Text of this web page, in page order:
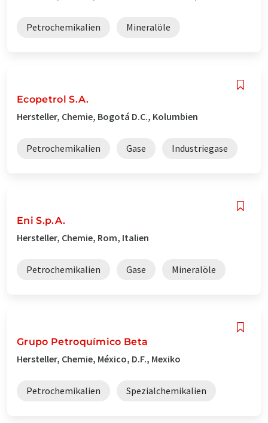
Petrochemikalien Mineralöle
Ecopetrol S.A.
Hersteller, Chemie, Bogotá D.C., Kolumbien
Petrochemikalien Gase Industriegase
Eni S.p.A.
Hersteller, Chemie, Rom, Italien
Petrochemikalien Gase Mineralöle
Grupo Petroquímico Beta
Hersteller, Chemie, México, D.F., Mexiko
Petrochemikalien Spezialchemikalien